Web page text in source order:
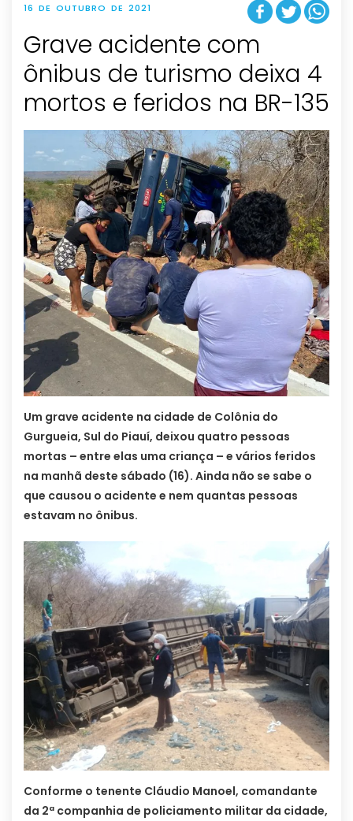
16 DE OUTUBRO DE 2021
Grave acidente com
ônibus de turismo deixa 4
mortos e feridos na BR-135
Um grave acidente na cidade de Colônia do
Gurgueia, Sul do Piauí, deixou quatro pessoas
mortas – entre elas uma criança – e vários feridos
na manhã deste sábado (16). Ainda não se sabe o
que causou o acidente e nem quantas pessoas
estavam no ônibus.
Conforme o tenente Cláudio Manoel, comandante
da 2ª companhia de policiamento militar da cidade,